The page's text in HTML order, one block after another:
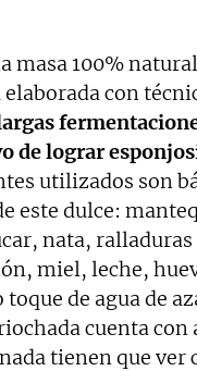
masa 100%
con
de lograr
utilizados son
este dulce:
nata, ralladuras
miel, leche,
de agua de
cuenta con
tienen que ver